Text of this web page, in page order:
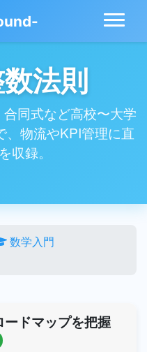
法則
同式など高校〜大学
、物流やKPI管理に直
収録。
数学入門
ドマップを把握